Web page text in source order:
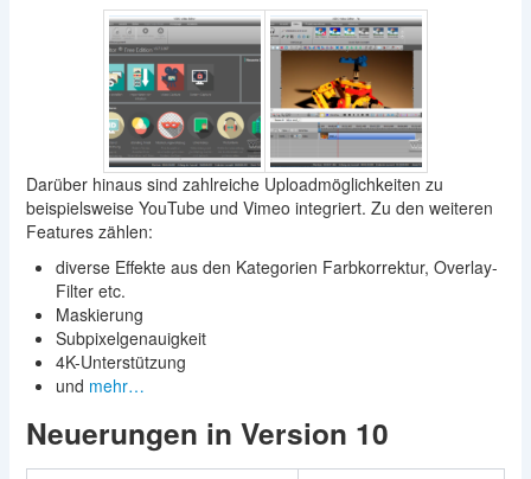
Darüber hinaus sind zahlreiche Uploadmöglichkeiten zu
beispielsweise YouTube und Vimeo integriert. Zu den weiteren
Features zählen:
diverse Effekte aus den Kategorien Farbkorrektur, Overlay-
Filter etc.
Maskierung
Subpixelgenauigkeit
4K-Unterstützung
und mehr…
Neuerungen in Version 10